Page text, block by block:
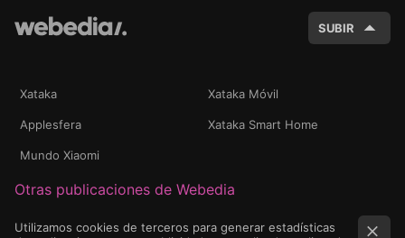
SUBIR
Xataka Xataka Móvil
Applesfera Xataka Smart Home
Mundo Xiaomi
Otras publicaciones de Webedia
Utilizamos cookies de terceros para generar estadísticas